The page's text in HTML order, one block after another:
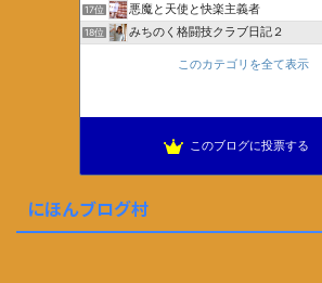
17位 悪魔と天使と快楽主義者
18位 みちのく格闘技クラブ日記２
このカテゴリを全て表示
このブログに投票する
にほんブログ村